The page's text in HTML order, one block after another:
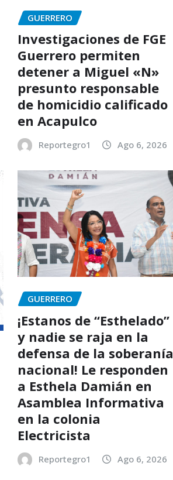
GUERRERO
Investigaciones de FGE
Guerrero permiten
detener a Miguel «N»
presunto responsable
de homicidio calificado
en Acapulco
Reportegro1 Ago 6, 2026
GUERRERO
¡Estanos de “Esthelado”
y nadie se raja en la
defensa de la soberanía
nacional! Le responden
a Esthela Damián en
Asamblea Informativa
en la colonia
Electricista
Reportegro1 Ago 6, 2026